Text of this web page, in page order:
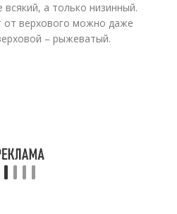
а только низинный.
от верхового можно даже
– рыжеватый.